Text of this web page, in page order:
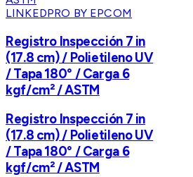
LINKEDPRO BY EPCOM
Registro Inspección 7 in
(17.8 cm) / Polietileno UV
/ Tapa 180° / Carga 6
kgf/cm² / ASTM
Registro Inspección 7 in
(17.8 cm) / Polietileno UV
/ Tapa 180° / Carga 6
kgf/cm² / ASTM